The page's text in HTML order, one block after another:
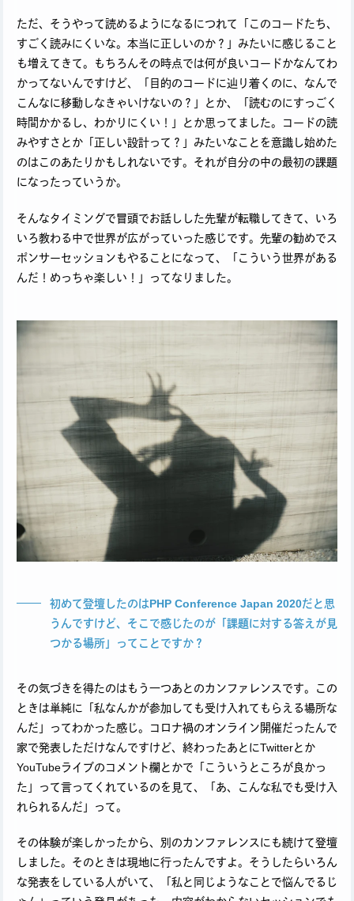
ただ、そうやって読めるようになるにつれて「このコードたち、
すごく読みにくいな。本当に正しいのか？」みたいに感じること
も増えてきて。もちろんその時点では何が良いコードかなんてわ
かってないんですけど、「目的のコードに辿り着くのに、なんで
こんなに移動しなきゃいけないの？」とか、「読むのにすっごく
時間かかるし、わかりにくい！」とか思ってました。コードの読
みやすさとか「正しい設計って？」みたいなことを意識し始めた
のはこのあたりかもしれないです。それが自分の中の最初の課題
になったっていうか。
そんなタイミングで冒頭でお話しした先輩が転職してきて、いろ
いろ教わる中で世界が広がっていった感じです。先輩の勧めでス
ポンサーセッションもやることになって、「こういう世界がある
んだ！めっちゃ楽しい！」ってなりました。
初めて登壇したのはPHP Conference Japan 2020だと思
うんですけど、そこで感じたのが「課題に対する答えが見
つかる場所」ってことですか？
その気づきを得たのはもう一つあとのカンファレンスです。この
ときは単純に「私なんかが参加しても受け入れてもらえる場所な
んだ」ってわかった感じ。コロナ禍のオンライン開催だったんで
家で発表しただけなんですけど、終わったあとにTwitterとか
YouTubeライブのコメント欄とかで「こういうところが良かっ
た」って言ってくれているのを見て、「あ、こんな私でも受け入
れられるんだ」って。
その体験が楽しかったから、別のカンファレンスにも続けて登壇
しました。そのときは現地に行ったんですよ。そうしたらいろん
な発表をしている人がいて、「私と同じようなことで悩んでるじ